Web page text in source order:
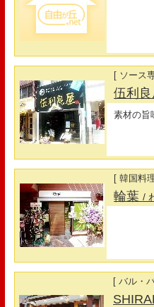
[ ソース
伍利
素材の旨
[ 韓国料
輪葉/
[ バル・